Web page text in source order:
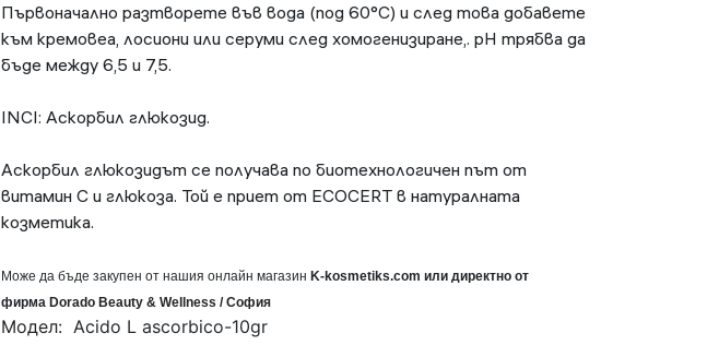
Първоначално разтворете във вода (под 60°C) и след това добавете
към кремовеа, лосиони или серуми след хомогенизиране,. pH трябва да
бъде между 6,5 и 7,5.
INCI: Аскорбил глюкозид.
Аскорбил глюкозидът се получава по биотехнологичен път от
витамин С и глюкоза. Той е приет от ECOCERT в натуралната
козметика.
Може да бъде закупен от нашия онлайн магазин K-kosmetiks.com или директно от
фирма Dorado Beauty & Wellness / София
Модел: Acido L ascorbico-10gr